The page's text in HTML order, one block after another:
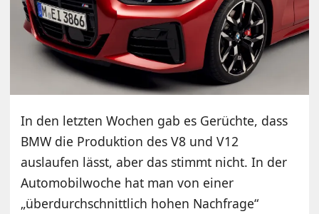
In den letzten Wochen gab es Gerüchte, dass
BMW die Produktion des V8 und V12
auslaufen lässt, aber das stimmt nicht. In der
Automobilwoche hat man von einer
„überdurchschnittlich hohen Nachfrage“